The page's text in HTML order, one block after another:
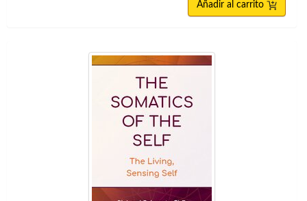
Añadir al carrito